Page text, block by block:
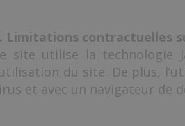
Limitations contractuelles
site utilise la technologie
du site. De plus,
et avec un navigateur de